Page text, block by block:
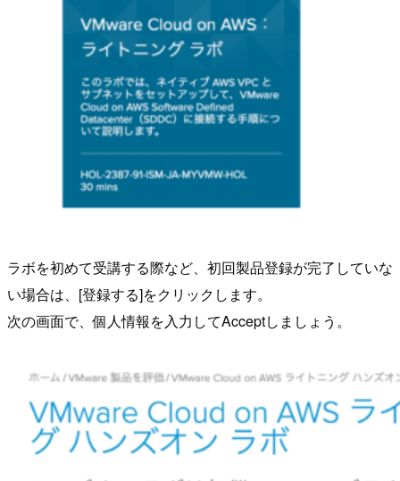
ラボを初めて受講する際など、初回製品登録が完了していな
い場合は、[登録する]をクリックします。
次の画面で、個人情報を入力してAcceptしましょう。